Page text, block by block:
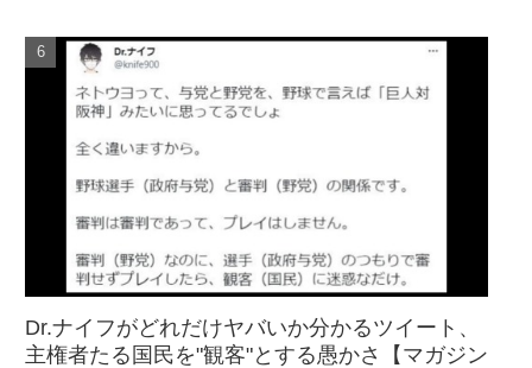
Dr.ナイフがどれだけヤバいか分かるツイート、
主権者たる国民を"観客"とする愚かさ【マガジン